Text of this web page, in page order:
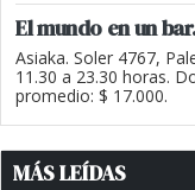
El mundo en un
Asiaka. Soler 4767,
11.30 a 23.30 horas.
promedio: $ 17.000.
MÁS LEÍDAS